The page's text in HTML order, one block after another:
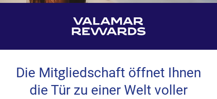
Die Mitgliedschaft öffnet Ihnen
die Tür zu einer Welt voller